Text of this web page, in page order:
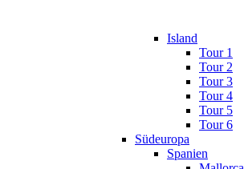
Island
Tour 1
Tour 2
Tour 3
Tour 4
Tour 5
Tour 6
Südeuropa
Spanien